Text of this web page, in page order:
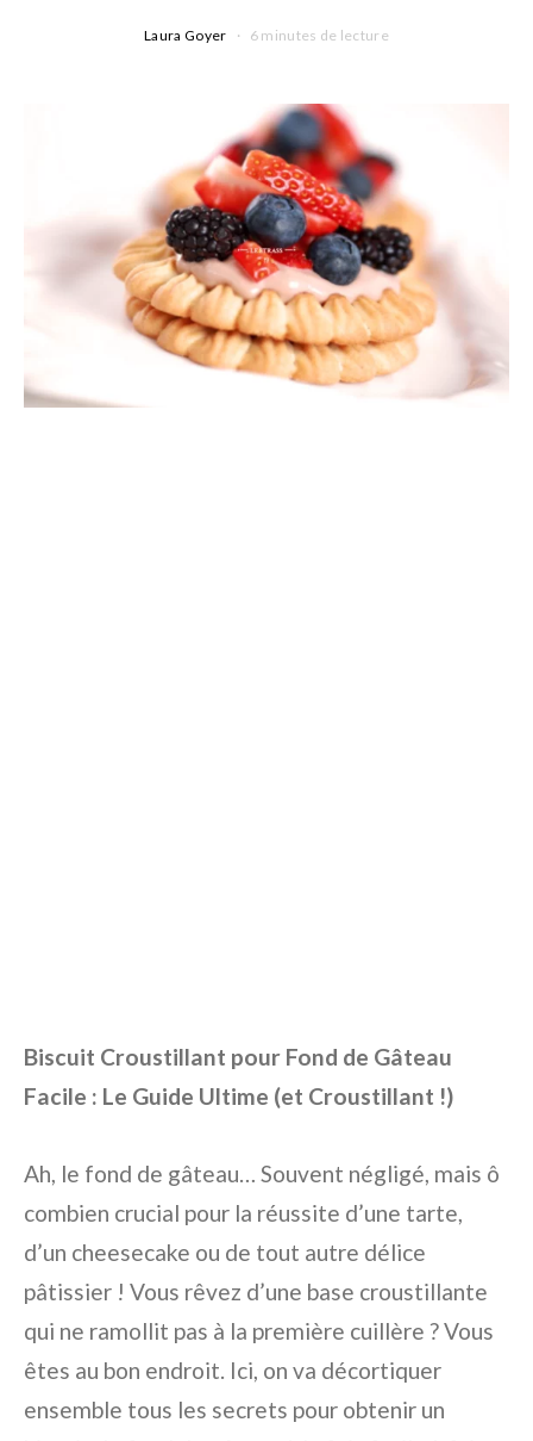
Laura Goyer 6 minutes de lecture
Biscuit Croustillant pour Fond de Gâteau
Facile : Le Guide Ultime (et Croustillant !)
Ah, le fond de gâteau… Souvent négligé, mais ô
combien crucial pour la réussite d’une tarte,
d’un cheesecake ou de tout autre délice
pâtissier ! Vous rêvez d’une base croustillante
qui ne ramollit pas à la première cuillère ? Vous
êtes au bon endroit. Ici, on va décortiquer
ensemble tous les secrets pour obtenir un